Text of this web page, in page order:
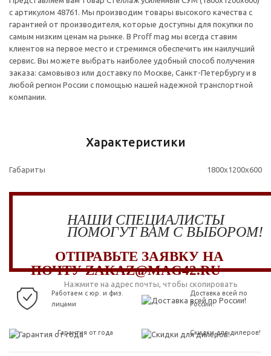
с артикулом 48761. Мы производим товары высокого качества с
гарантией от производителя, которые доступны для покупки по
самым низким ценам на рынке. В Proff mag мы всегда ставим
клиентов на первое место и стремимся обеспечить им наилучший
сервис. Вы можете выбрать наиболее удобный способ получения
заказа: самовывоз или доставку по Москве, Санкт-Петербургу и в
любой регион России с помощью нашей надежной транспортной
компании.
Характеристики
Габариты 1800x1200x600
НАШИ СПЕЦИАЛИСТЫ
ПОМОГУТ ВАМ С ВЫБОРОМ!
ОТПРАВЬТЕ ЗАЯВКУ НА
ПОЧТУ ZAKAZ@MAG42.RU
Нажмите на адрес почты, чтобы скопировать
Работаем с юр. и физ.
лицами
Доставка всей по
России!
Гарантия от года Скидки для дилеров!